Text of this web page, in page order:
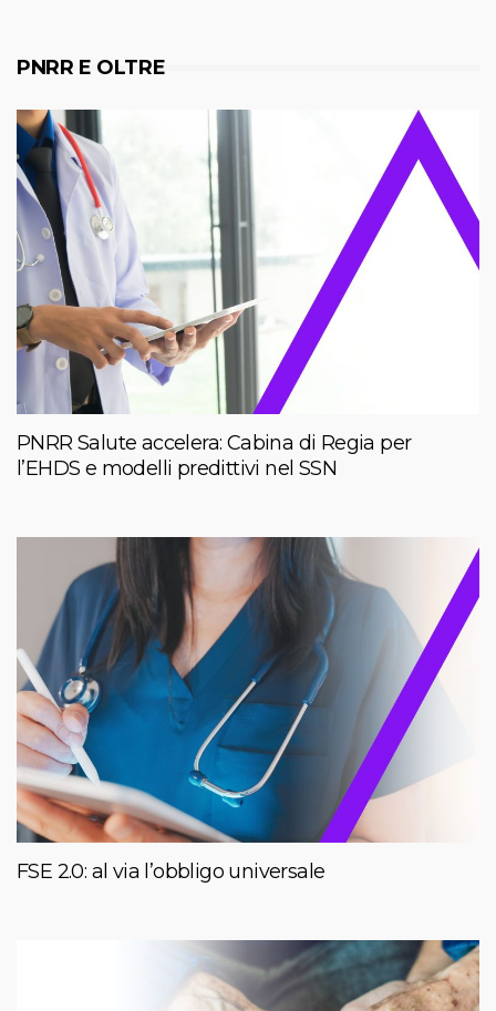
PNRR E OLTRE
PNRR Salute accelera: Cabina di Regia per
l’EHDS e modelli predittivi nel SSN
FSE 2.0: al via l’obbligo universale